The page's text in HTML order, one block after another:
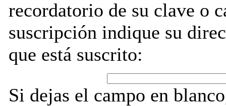
recordatorio de su clave o
suscripción indique su
que está suscrito:
Si dejas el campo en